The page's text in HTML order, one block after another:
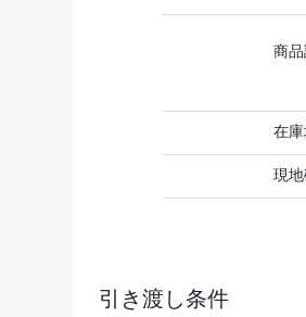
商品
在
現
引き渡し条件